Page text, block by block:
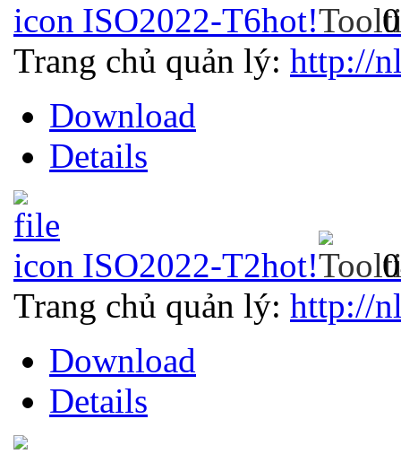
ISO2022-T6hot!
Trang chủ quản lý: http://
Download
Details
ISO2022-T2hot!
Trang chủ quản lý: http://
Download
Details